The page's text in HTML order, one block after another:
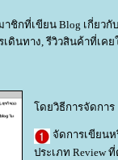
กที่เขียน Blog เกี่ยวกั
นทาง, รีวิวสินค้าที่เคย
ดยวิธีการจัดการ
จัดการเขียน
ประเภท Review